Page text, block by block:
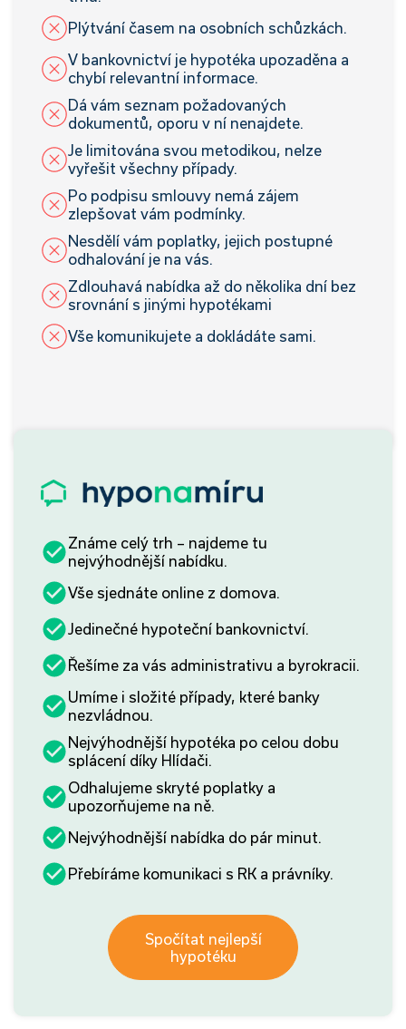
Plýtvání časem na osobních schůzkách.
V bankovnictví je hypotéka upozaděna a
chybí relevantní informace.
Dá vám seznam požadovaných
dokumentů, oporu v ní nenajdete.
Je limitována svou metodikou, nelze
vyřešit všechny případy.
Po podpisu smlouvy nemá zájem
zlepšovat vám podmínky.
Nesdělí vám poplatky, jejich postupné
odhalování je na vás.
Zdlouhavá nabídka až do několika dní bez
srovnání s jinými hypotékami
Vše komunikujete a dokládáte sami.
Známe celý trh – najdeme tu
nejvýhodnější nabídku.
Vše sjednáte online z domova.
Jedinečné hypoteční bankovnictví.
Řešíme za vás administrativu a byrokracii.
Umíme i složité případy, které banky
nezvládnou.
Nejvýhodnější hypotéka po celou dobu
splácení díky Hlídači.
Odhalujeme skryté poplatky a
upozorňujeme na ně.
Nejvýhodnější nabídka do pár minut.
Přebíráme komunikaci s RK a právníky.
Spočítat nejlepší
hypotéku